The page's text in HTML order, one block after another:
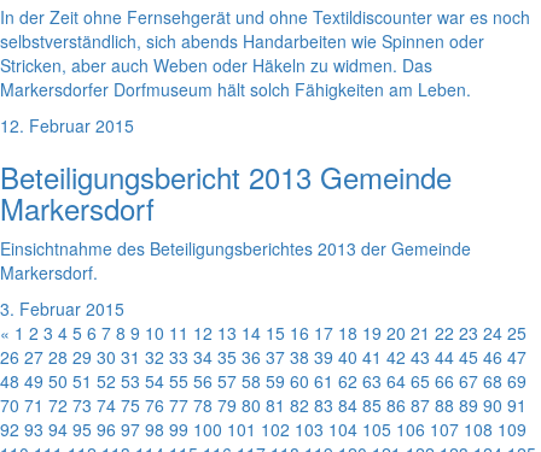
In der Zeit ohne Fernsehgerät und ohne Textildiscounter war es noch
selbstverständlich, sich abends Handarbeiten wie Spinnen oder
Stricken, aber auch Weben oder Häkeln zu widmen. Das
Markersdorfer Dorfmuseum hält solch Fähigkeiten am Leben.
12. Februar 2015
Beteiligungsbericht 2013 Gemeinde
Markersdorf
Einsichtnahme des Beteiligungsberichtes 2013 der Gemeinde
Markersdorf.
3. Februar 2015
« 1 2 3 4 5 6 7 8 9 10 11 12 13 14 15 16 17 18 19 20 21 22 23 24 25
26 27 28 29 30 31 32 33 34 35 36 37 38 39 40 41 42 43 44 45 46 47
48 49 50 51 52 53 54 55 56 57 58 59 60 61 62 63 64 65 66 67 68 69
70 71 72 73 74 75 76 77 78 79 80 81 82 83 84 85 86 87 88 89 90 91
92 93 94 95 96 97 98 99 100 101 102 103 104 105 106 107 108 109